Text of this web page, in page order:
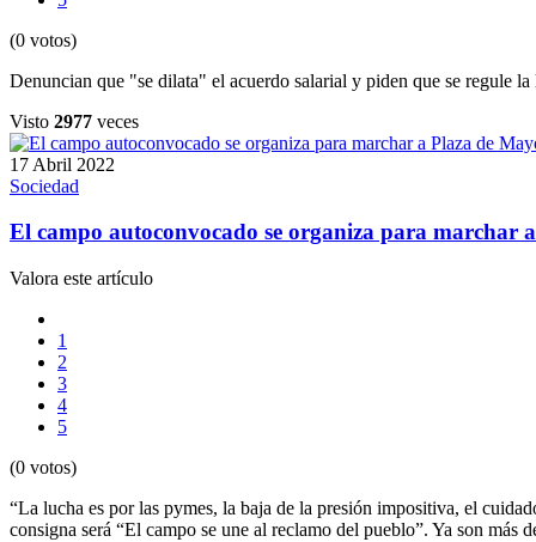
(0 votos)
Denuncian que "se dilata" el acuerdo salarial y piden que se regule la
Visto 2977 veces
17 Abril 2022
Sociedad
El campo autoconvocado se organiza para marchar
Valora este artículo
1
2
3
4
5
(0 votos)
“La lucha es por las pymes, la baja de la presión impositiva, el
consigna será “El campo se une al reclamo del pueblo”. Ya son